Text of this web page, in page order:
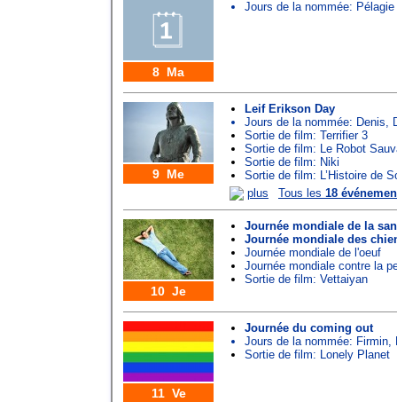
8 Ma
Jours de la nommée: Pélagie
9 Me
Leif Erikson Day
Jours de la nommée: Denis
Sortie de film: Terrifier 3
Sortie de film: Le Robot
Sortie de film: Niki
Sortie de film: L’Histoire de
plus
Tous les 18
10 Je
Journée mondiale de la
Journée mondiale des
Journée mondiale de l'oeuf
Journée mondiale contre la
Sortie de film: Vettaiyan
11 Ve
Journée du coming out
Jours de la nommée: Firmin,
Sortie de film: Lonely Planet